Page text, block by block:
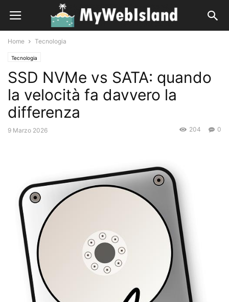
Home Tecnologia
Tecnologia
SSD NVMe vs SATA: quando
la velocità fa davvero la
differenza
9 Marzo 2026 0
204